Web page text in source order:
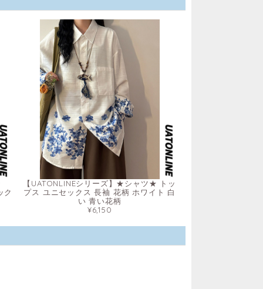
ク
【UATONLINEシリーズ】★シャツ★ トッ
プス ユニセックス 長袖 花柄 ホワイト 白
い 青い花柄
¥6,150